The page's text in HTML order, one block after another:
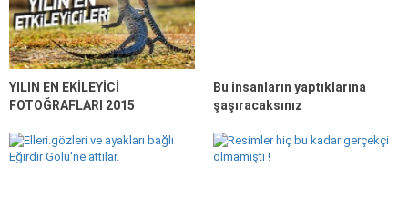
YILIN EN EKİLEYİCİ
FOTOĞRAFLARI 2015
Bu insanların yaptıklarına
şaşıracaksınız